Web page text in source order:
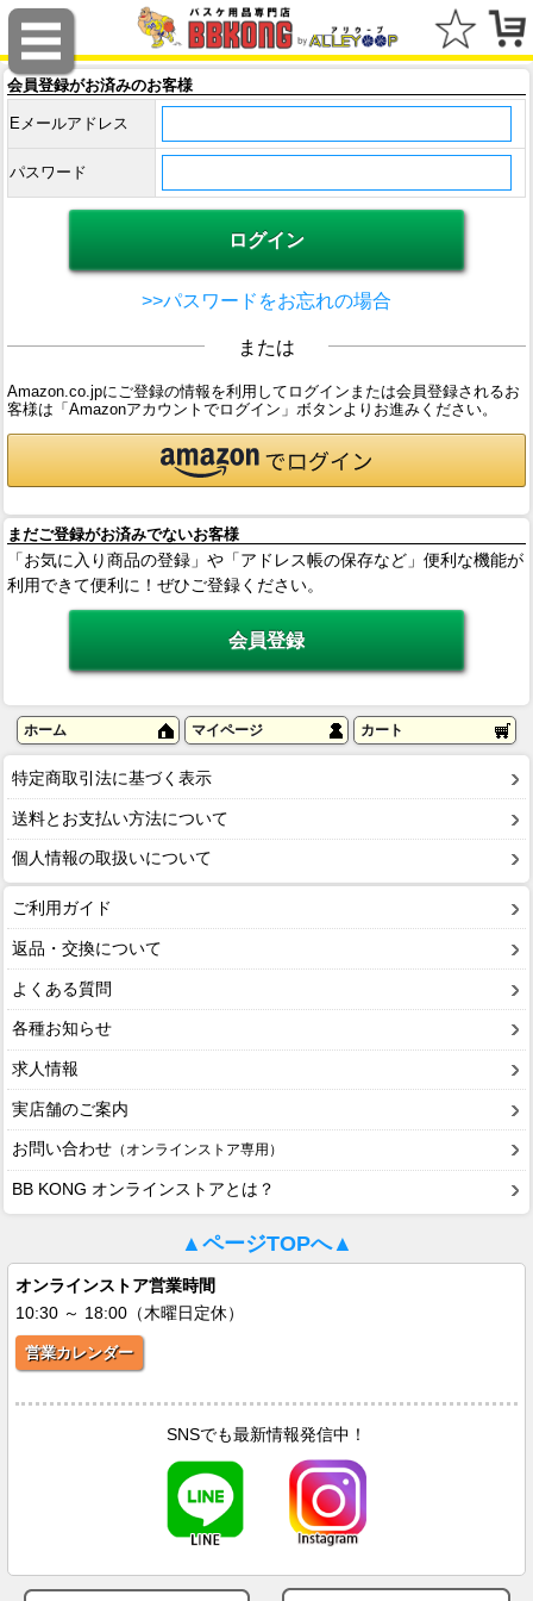
会員登録がお済みのお客様
Eメールアドレス
パスワード
>>パスワードをお忘れの場合
または
Amazon.co.jpにご登録の情報を利用してログインまたは会員登録されるお
客様は「Amazonアカウントでログイン」ボタンよりお進みください。
まだご登録がお済みでないお客様
「お気に入り商品の登録」や「アドレス帳の保存など」便利な機能が
利用できて便利に！ぜひご登録ください。
ホーム マイページ カート
特定商取引法に基づく表示
送料とお支払い方法について
個人情報の取扱いについて
ご利用ガイド
返品・交換について
よくある質問
各種お知らせ
求人情報
実店舗のご案内
お問い合わせ （オンラインストア専用）
BB KONG オンラインストアとは？
▲ページTOPへ▲
オンラインストア営業時間
10:30 ～ 18:00（木曜日定休）
営業カレンダー
SNSでも最新情報発信中！